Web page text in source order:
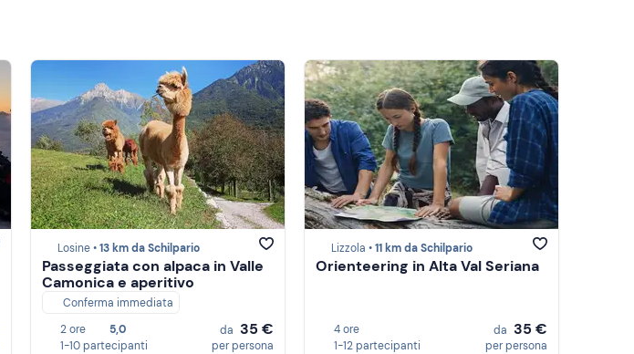
Losine •13 km da Schilpario
Passeggiata con alpaca in Valle
Camonica e aperitivo
Conferma immediata
2 ore
5,0
1-10 partecipanti
da 35 €
per persona
Lizzola •11 km da Schilpario
Orienteering in Alta Val Seriana
4 ore
1-12 partecipanti
da 35 €
per persona